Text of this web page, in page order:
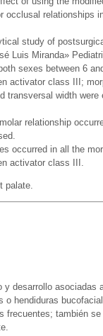
occlusal relationships
study of
Luis Miranda»
sexes between 6
activator class III;
transversal width
relationship
occurred in all the
activator class III.
palate.
y desarrollo
o hendiduras
frecuentes; también